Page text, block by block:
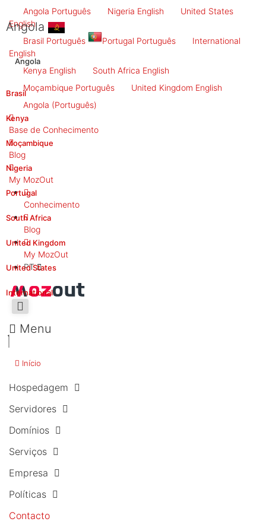
Angola Português Nigeria English
United States
English
Brasil Português Portugal Português
International
English
Kenya English South Africa English
Moçambique Português United Kingdom English
Angola (Português)
Base de Conhecimento
Blog
My MozOut
Conhecimento
Blog
My MozOut
PT
Angola
Angola
Brasil
Kenya
Moçambique
Nigeria
Portugal
South Africa
United Kingdom
United States
International
Menu
Início
Hospedagem
Servidores
Domínios
Serviços
Empresa
Políticas
Contacto